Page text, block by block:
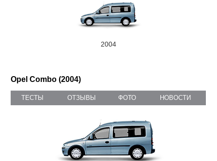
2004
Opel Combo (2004)
ТЕСТЫ ОТЗЫВЫ ФОТО НОВОСТИ